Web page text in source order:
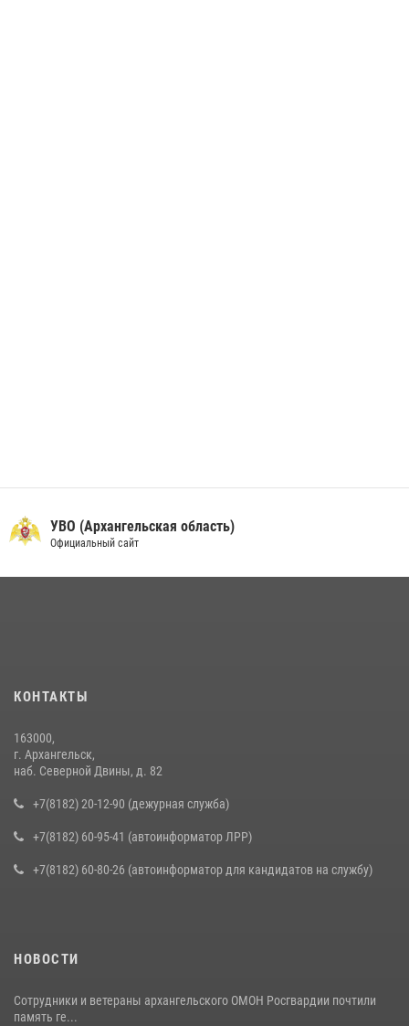
УВО (Архангельская область)
Официальный сайт
КОНТАКТЫ
163000,
г. Архангельск,
наб. Северной Двины, д. 82
+7(8182) 20-12-90 (дежурная служба)
+7(8182) 60-95-41 (автоинформатор ЛРР)
+7(8182) 60-80-26 (автоинформатор для кандидатов на службу)
НОВОСТИ
Сотрудники и ветераны архангельского ОМОН Росгвардии почтили
память ге...